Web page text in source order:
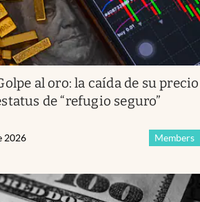
al oro: la caída de su precio
de “refugio seguro”
Members
2026